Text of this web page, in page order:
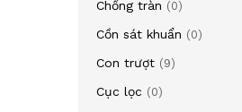
Chống tràn (0)
Cồn sát khuẩn (0)
Con trượt (9)
Cục lọc (0)